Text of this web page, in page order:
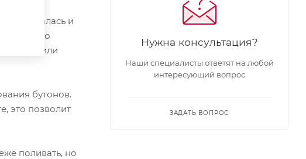
развивалась и
но
или
бутонов.
это позволит
поливать, но
Нужна консультация?
Наши специалисты ответят на любой
интересующий вопрос
ЗАДАТЬ ВОПРОС